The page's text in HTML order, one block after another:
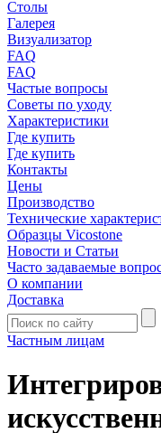
Столы
Галерея
Визуализатор
FAQ
FAQ
Частые вопросы
Советы по уходу
Характеристики
Где купить
Где купить
Контакты
Цены
Производство
Технические
Образцы Vicostone
Новости и Статьи
Часто задаваемые
О компании
Доставка
Частным лицам